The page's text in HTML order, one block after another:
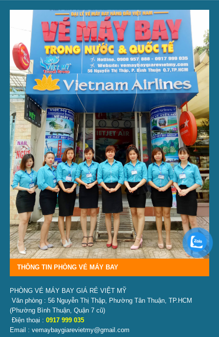
THÔNG TIN PHÒNG VÉ MÁY BAY
PHÒNG VÉ MÁY BAY GIÁ RẺ VIỆT MỸ
Văn phòng : 56 Nguyễn Thị Thập, Phường Tân Thuận, TP.HCM
(Phường Bình Thuận, Quận 7 cũ)
Điện thoại : 0917 999 035
Email : vemaybaygiarevietmy@gmail.com